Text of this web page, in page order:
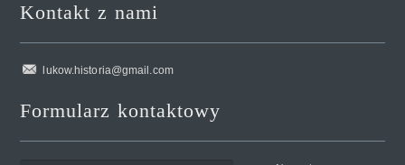
Kontakt z nami
lukow.historia@gmail.com
Formularz kontaktowy